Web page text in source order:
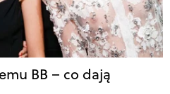
BB – co dają